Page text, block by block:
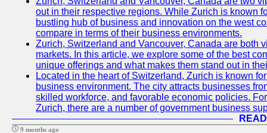
out in their respective regions. While Zurich is known
bustling hub of business and innovation on the west
compare in terms of their business environments.
Zurich, Switzerland and Vancouver, Canada are both
markets. In this article, we explore some of the best
unique offerings and what makes them stand out in
Located in the heart of Switzerland, Zurich is known
business environment. The city attracts businesses
skilled workforce, and favorable economic policies.
Zurich, there are a number of government business
9 months ago